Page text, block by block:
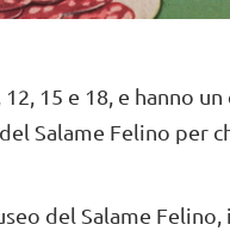
15 e 18, e hanno
Salame Felino per
del Salame Felino,